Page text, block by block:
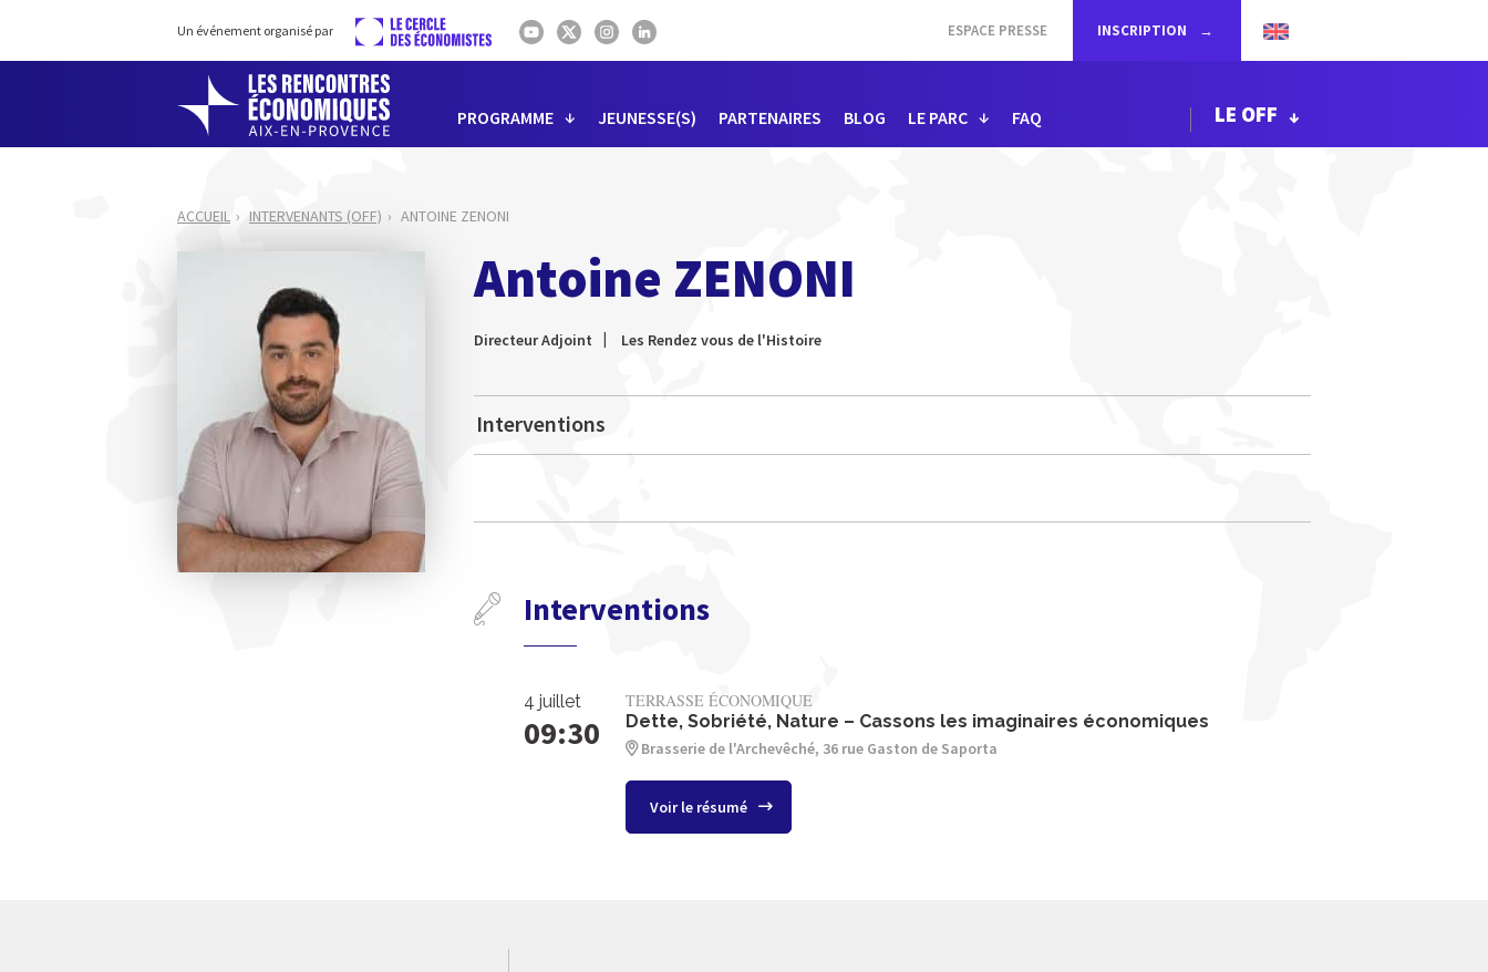
Un événement organisé par ESPACE PRESSE INSCRIPTION
PROGRAMME JEUNESSE(S) PARTENAIRES BLOG LE PARC FAQ LE OFF
ACCUEIL INTERVENANTS (OFF) ANTOINE ZENONI
Antoine ZENONI
Directeur Adjoint Les Rendez vous de l'Histoire
Interventions
Interventions
4 juillet
09:30
TERRASSE ÉCONOMIQUE
Dette, Sobriété, Nature – Cassons les imaginaires économiques
Brasserie de l'Archevêché, 36 rue Gaston de Saporta
Voir le résumé